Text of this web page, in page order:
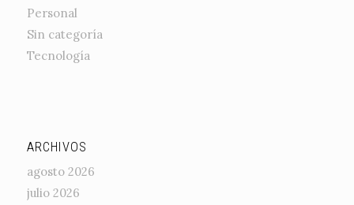
Personal
Sin categoría
Tecnología
ARCHIVOS
agosto 2026
julio 2026